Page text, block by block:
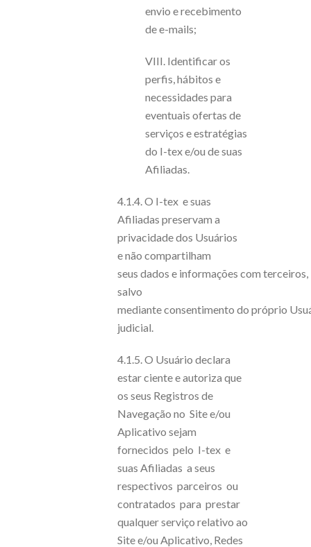
envio e recebimento
de e-mails;
VIII. Identificar os
perfis, hábitos e
necessidades para
eventuais ofertas de
serviços e estratégias
do I-tex e/ou de suas
Afiliadas.
4.1.4. O I-tex e suas
Afiliadas preservam a
privacidade dos Usuários
e não compartilham
seus dados e informações com terceiros,
salvo
mediante consentimento do próprio
judicial.
4.1.5. O Usuário declara
estar ciente e autoriza que
os seus Registros de
Navegação no Site e/ou
Aplicativo sejam
fornecidos pelo I-tex e
suas Afiliadas a seus
respectivos parceiros ou
contratados para prestar
qualquer serviço relativo ao
Site e/ou Aplicativo, Redes